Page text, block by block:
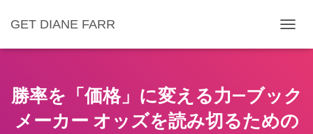
GET DIANE FARR
O
L
E
N
A
勝率を「価格」に変える力—ブック
メーカー オッズを読み切るための